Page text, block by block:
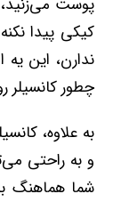
پوست
کیکی پیدا
ندارن، این
چطور
به علاوه،
و به راحتی
شما هماهنگ